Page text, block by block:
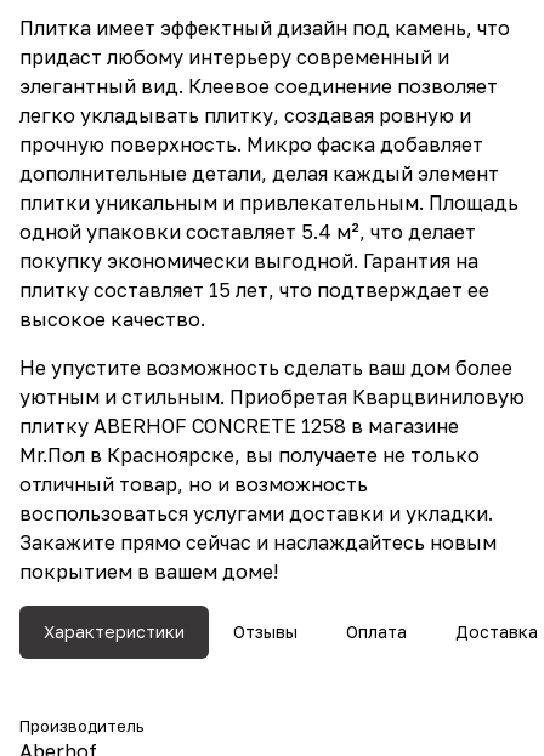
Плитка имеет эффектный дизайн под камень, что
придаст любому интерьеру современный и
элегантный вид. Клеевое соединение позволяет
легко укладывать плитку, создавая ровную и
прочную поверхность. Микро фаска добавляет
дополнительные детали, делая каждый элемент
плитки уникальным и привлекательным. Площадь
одной упаковки составляет 5.4 м², что делает
покупку экономически выгодной. Гарантия на
плитку составляет 15 лет, что подтверждает ее
высокое качество.
Не упустите возможность сделать ваш дом более
уютным и стильным. Приобретая Кварцвиниловую
плитку ABERHOF CONCRETE 1258 в магазине
Mr.Пол в Красноярске, вы получаете не только
отличный товар, но и возможность
воспользоваться услугами доставки и укладки.
Закажите прямо сейчас и наслаждайтесь новым
покрытием в вашем доме!
Характеристики Отзывы Оплата Доставка
Производитель
Aberhof